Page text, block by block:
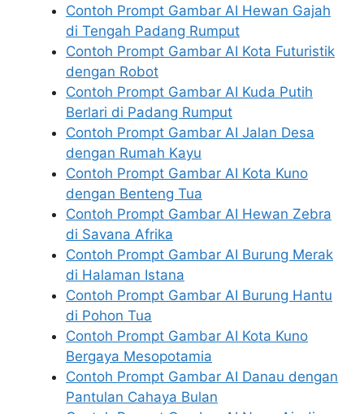
Contoh Prompt Gambar AI Hewan Gajah
di Tengah Padang Rumput
Contoh Prompt Gambar AI Kota Futuristik
dengan Robot
Contoh Prompt Gambar AI Kuda Putih
Berlari di Padang Rumput
Contoh Prompt Gambar AI Jalan Desa
dengan Rumah Kayu
Contoh Prompt Gambar AI Kota Kuno
dengan Benteng Tua
Contoh Prompt Gambar AI Hewan Zebra
di Savana Afrika
Contoh Prompt Gambar AI Burung Merak
di Halaman Istana
Contoh Prompt Gambar AI Burung Hantu
di Pohon Tua
Contoh Prompt Gambar AI Kota Kuno
Bergaya Mesopotamia
Contoh Prompt Gambar AI Danau dengan
Pantulan Cahaya Bulan